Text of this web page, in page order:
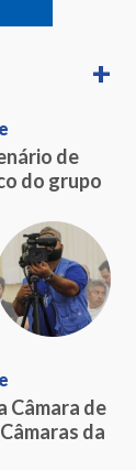
+
de
do grupo
Câmara de
da